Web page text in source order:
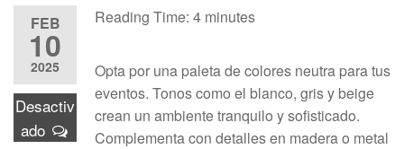
FEB
10
2025
Desactiv
ado
Reading Time: 4 minutes
Opta por una paleta de colores neutra para tus
eventos. Tonos como el blanco, gris y beige
crean un ambiente tranquilo y sofisticado.
Complementa con detalles en madera o metal